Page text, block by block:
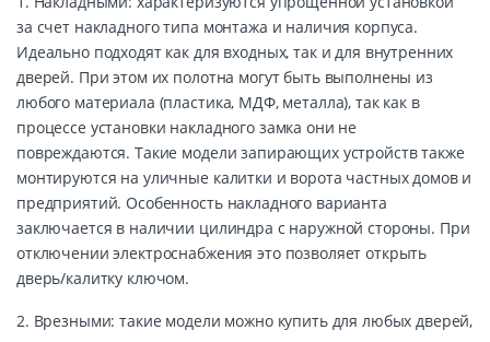
за счет накладного типа монтажа и наличия корпуса.
Идеально подходят как для входных, так и для внутренних
дверей. При этом их полотна могут быть выполнены из
любого материала (пластика, МДФ, металла), так как в
процессе установки накладного замка они не
повреждаются. Такие модели запирающих устройств также
монтируются на уличные калитки и ворота частных домов и
предприятий. Особенность накладного варианта
заключается в наличии цилиндра с наружной стороны. При
отключении электроснабжения это позволяет открыть
дверь/калитку ключом.
2. Врезными: такие модели можно купить для любых дверей,